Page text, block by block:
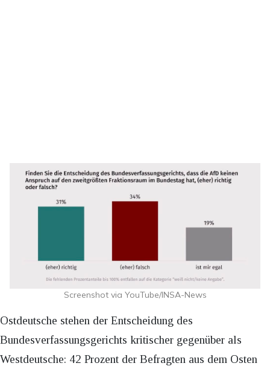
Screenshot via YouTube/INSA-News
Ostdeutsche stehen der Entscheidung des
Bundesverfassungsgerichts kritischer gegenüber als
Westdeutsche: 42 Prozent der Befragten aus dem Osten